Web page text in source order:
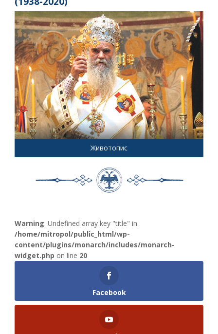
Животопис
Warning: Undefined array key "title" in
/home/mitropol/public_html/wp-
content/plugins/monarch/includes/monarch-
widget.php on line 20
Facebook